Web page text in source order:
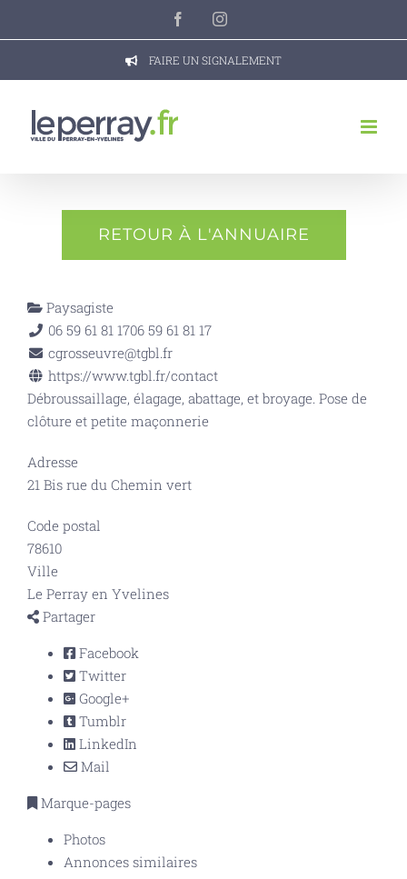
FacebookInstagram
FAIRE UN SIGNALEMENT
RETOUR À L'ANNUAIRE
Paysagiste
06 59 61 81 1706 59 61 81 17
cgrosseuvre@tgbl.fr
https://www.tgbl.fr/contact
Débroussaillage, élagage, abattage, et broyage. Pose de
clôture et petite maçonnerie
Adresse
21 Bis rue du Chemin vert
Code postal
78610
Ville
Le Perray en Yvelines
Partager
Facebook
Twitter
Google+
Tumblr
LinkedIn
Mail
Marque-pages
Photos
Annonces similaires